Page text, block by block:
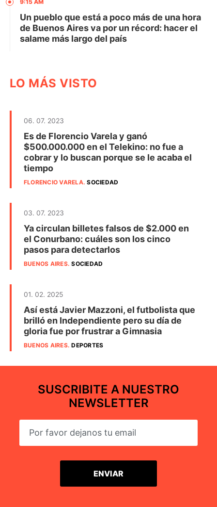
9:15 AM
Un pueblo que está a poco más de una hora
de Buenos Aires va por un récord: hacer el
salame más largo del país
LO MÁS VISTO
06. 07. 2023
Es de Florencio Varela y ganó
$500.000.000 en el Telekino: no fue a
cobrar y lo buscan porque se le acaba el
tiempo
FLORENCIO VARELA.SOCIEDAD
03. 07. 2023
Ya circulan billetes falsos de $2.000 en
el Conurbano: cuáles son los cinco
pasos para detectarlos
BUENOS AIRES.SOCIEDAD
01. 02. 2025
Así está Javier Mazzoni, el futbolista que
brilló en Independiente pero su día de
gloria fue por frustrar a Gimnasia
BUENOS AIRES.DEPORTES
SUSCRIBITE A NUESTRO
NEWSLETTER